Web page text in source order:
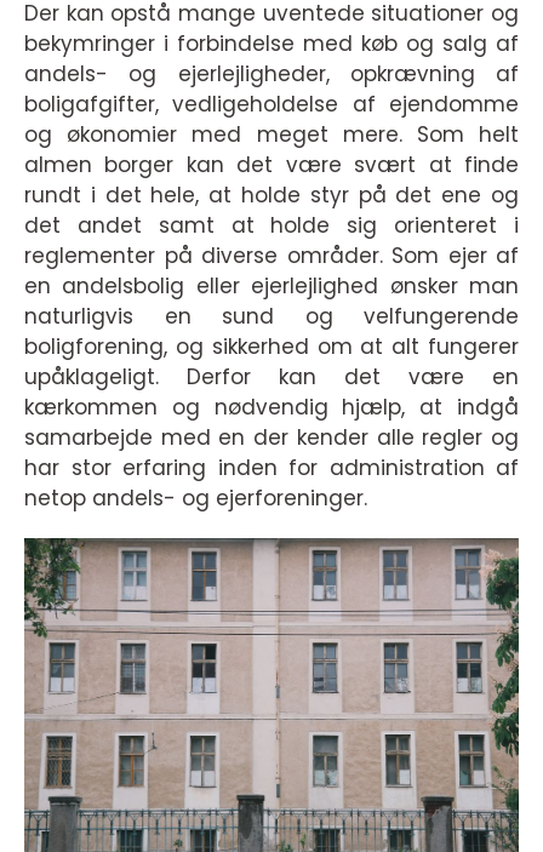
Der kan opstå mange uventede situationer og
bekymringer i forbindelse med køb og salg af
andels- og ejerlejligheder, opkrævning af
boligafgifter, vedligeholdelse af ejendomme
og økonomier med meget mere. Som helt
almen borger kan det være svært at finde
rundt i det hele, at holde styr på det ene og
det andet samt at holde sig orienteret i
reglementer på diverse områder. Som ejer af
en andelsbolig eller ejerlejlighed ønsker man
naturligvis en sund og velfungerende
boligforening, og sikkerhed om at alt fungerer
upåklageligt. Derfor kan det være en
kærkommen og nødvendig hjælp, at indgå
samarbejde med en der kender alle regler og
har stor erfaring inden for administration af
netop andels- og ejerforeninger.